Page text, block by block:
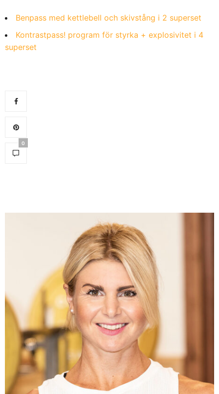
Benpass med kettlebell och skivstång i 2 superset
Kontrastpass! program för styrka + explosivitet i 4
superset
0